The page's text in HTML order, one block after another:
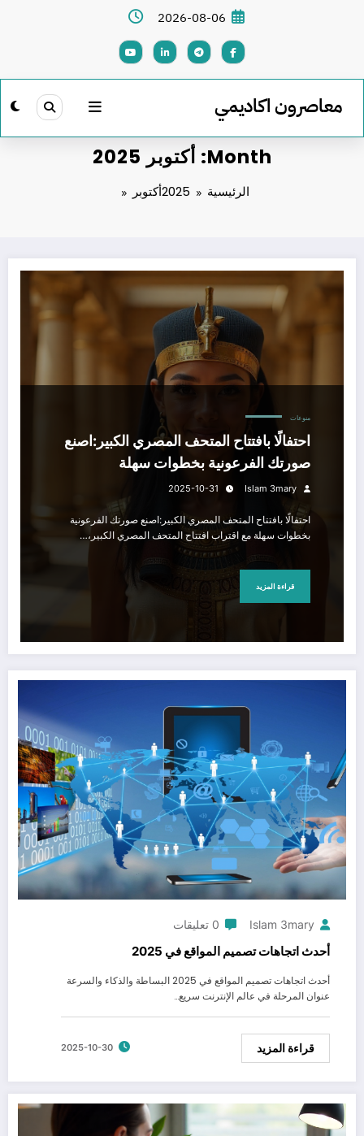
2026-08-06
معاصرون اكاديمي
Month: أكتوبر 2025
الرئيسية 2025أكتوبر
احتفالًا بافتتاح المتحف المصري الكبير:اصنع صورتك الفرعونية بخطوات سهلة
منوعات
احتفالًا بافتتاح المتحف المصري الكبير:اصنع
صورتك الفرعونية بخطوات سهلة
Islam 3mary
2025-10-31
احتفالًا بافتتاح المتحف المصري الكبير:اصنع صورتك الفرعونية
بخطوات سهلة مع اقتراب افتتاح المتحف المصري الكبير،…
قراءة المزيد
Islam 3mary 0 تعليقات
أحدث اتجاهات تصميم المواقع في 2025
أحدث اتجاهات تصميم المواقع في 2025 البساطة والذكاء والسرعة
عنوان المرحلة في عالم الإنترنت سريع…
قراءة المزيد 2025-10-30